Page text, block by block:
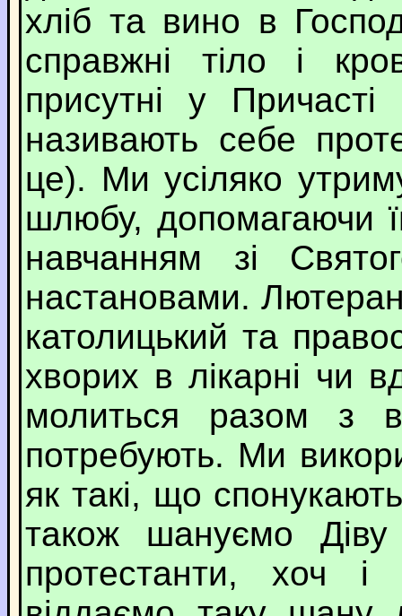
хліб та вино в
справжні тіло і
присутні у
називають себе
це). Ми усіляко
шлюбу, допомагаючи
навчанням зі
настановами.
католицький та
хворих в лікарні чи
молиться разом з
потребують. Ми
як такі, що
також шануємо
протестанти, хоч